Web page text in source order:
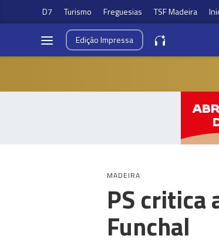
D7 Turismo Freguesias TSF Madeira
EdiçãoImpressa
MADEIRA
PS critica
Funchal